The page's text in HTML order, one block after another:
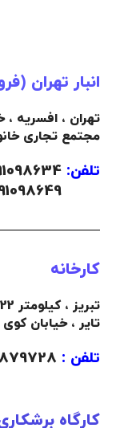
انبار تهران
تهران ، افسریه ،
مجتمع تجاری
تلفن:
کارخانه
تایر ، خیابان
تلفن :
کارگاه